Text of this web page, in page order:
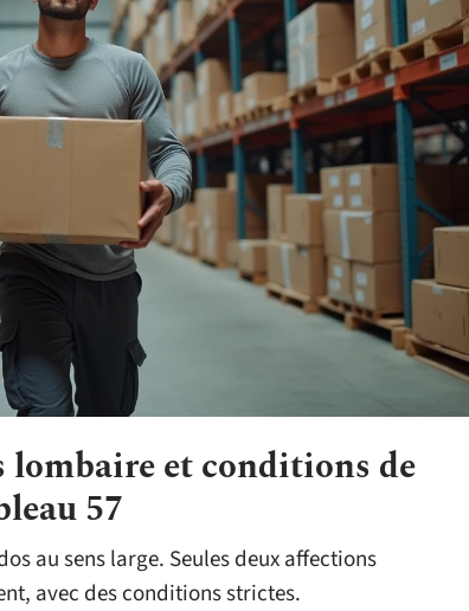
et conditions de
57
au sens large. Seules deux affections
avec des conditions strictes.